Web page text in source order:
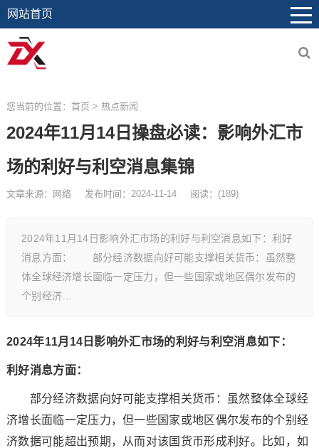
网站首页
您当前的位置： 首页 > 热点新闻
2024年11月14日操盘必读：影响外汇市
场的利好与利空消息集锦
文章来源：网络 发布时间：2024-11-14 阅读： (189)
2024年11月14日影响外汇市场的利好与利空消息如下：利好
消息方面： 部分经济数据向好可能支撑相关货币：虽然整
体全球经济增长面临一定压力，但一些国家或地区偶尔发布的
个别经济…
2024年11月14日影响外汇市场的利好与利空消息如下：
利好消息方面：
部分经济数据向好可能支撑相关货币：虽然整体全球经
济增长面临一定压力，但一些国家或地区偶尔发布的个别经
济数据可能超出预期，从而对该国货币形成利好。比如，如